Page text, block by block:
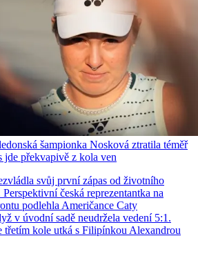
šampionka Nosková ztratila téměř
jde překvapivě z kola ven
svůj první zápas od životního
česká reprezentantka na
podlehla Američance Caty
v úvodní sadě neudržela vedení 5:1.
třetím kole utká s Filipínkou Alexandrou